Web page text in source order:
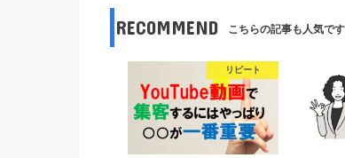
RECOMMEND こちらの記事も人気です
リピート